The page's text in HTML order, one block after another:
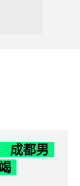
成都男